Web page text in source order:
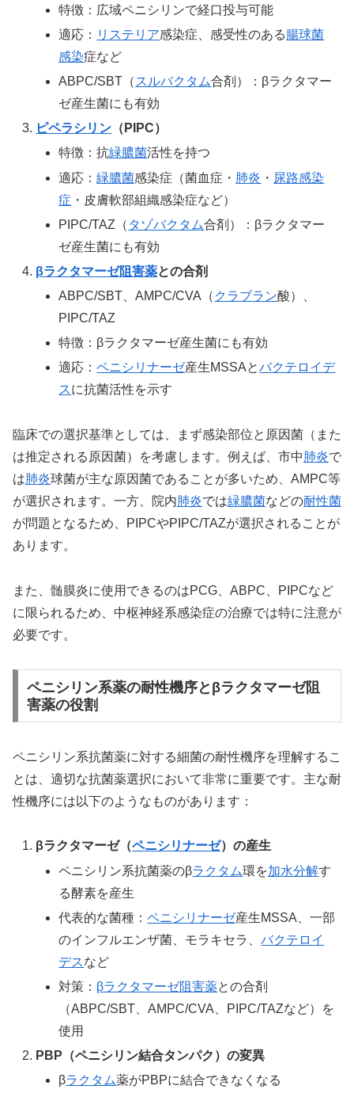
特徴：広域ペニシリンで経口投与可能
適応： リステリア感染症、感受性のある腸球菌
感染症など
ABPC/SBT（ スルバクタム合剤）：βラクタマー
ゼ産生菌にも有効
ピペラシリン （PIPC）
特徴：抗緑膿菌活性を持つ
適応：緑膿菌感染症（菌血症・ 肺炎 ・ 尿路感染
症 ・皮膚軟部組織感染症など）
PIPC/TAZ（ タゾバクタム合剤）：βラクタマー
ゼ産生菌にも有効
βラクタマーゼ阻害薬との合剤
ABPC/SBT、AMPC/CVA（ クラブラン酸）、
PIPC/TAZ
特徴：βラクタマーゼ産生菌にも有効
適応：ペニシリナーゼ産生MSSAとバクテロイデ
スに抗菌活性を示す
臨床での選択基準としては、まず感染部位と原因菌（また
は推定される原因菌）を考慮します。例えば、市中肺炎で
は肺炎球菌が主な原因菌であることが多いため、AMPC等
が選択されます。一方、院内肺炎では緑膿菌などの耐性菌
が問題となるため、PIPCやPIPC/TAZが選択されることが
あります。
また、髄膜炎に使用できるのはPCG、ABPC、PIPCなど
に限られるため、中枢神経系感染症の治療では特に注意が
必要です。
ペニシリン系薬の耐性機序とβラクタマーゼ阻
害薬の役割
ペニシリン系抗菌薬に対する細菌の耐性機序を理解するこ
とは、適切な抗菌薬選択において非常に重要です。主な耐
性機序には以下のようなものがあります：
βラクタマーゼ（ペニシリナーゼ）の産生
ペニシリン系抗菌薬のβラクタム環を加水分解す
る酵素を産生
代表的な菌種：ペニシリナーゼ産生MSSA、一部
のインフルエンザ菌、モラキセラ、バクテロイ
デスなど
対策： βラクタマーゼ阻害薬との合剤
（ABPC/SBT、AMPC/CVA、PIPC/TAZなど）を
使用
PBP（ペニシリン結合タンパク）の変異
βラクタム薬がPBPに結合できなくなる